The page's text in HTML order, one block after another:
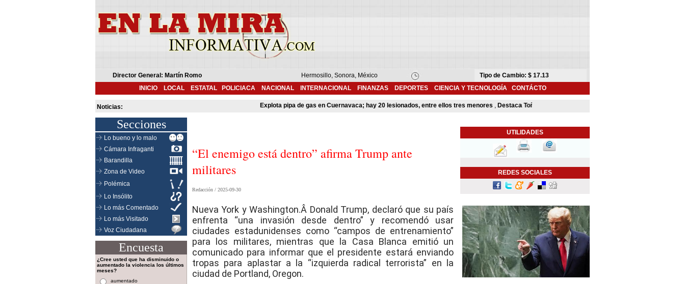
Director General: Martín Romo
Hermosillo, Sonora, México
INICIO
LOCAL ESTATAL POLICIACA NACIONAL INTERNACIONAL FINANZAS DEPORTES CIENCIA Y TECNOLOGÍA CONTÁCTO
Noticias: Explota pipa de gas en Cuernavaca; hay 20 lesionados, entre ellos tres menores,Destaca Toño Astiazarán contribución de Camina Segura para
Secciones
Lo bueno y lo malo
Cámara Infraganti
Barandilla
Zona de Video
Polémica
Lo Insólito
Lo más Comentado
Lo más Visitado
Voz Ciudadana
Encuesta
¿Cree usted que ha disminuido o
aumentado la violencia los últimos
meses?
aumentado
“El enemigo está dentro” afirma Trump ante
militares
Redacción / 2025-09-30
Nueva York y Washington.Â Donald Trump, declaró que su país
enfrenta “una invasión desde dentro” y recomendó usar
ciudades estadunidenses como “campos de entrenamiento”
para los militares, mientras que la Casa Blanca emitió un
comunicado para informar que el presidente estará enviando
tropas para aplastar a la “izquierda radical terrorista” en la
ciudad de Portland, Oregon.
UTILIDADES
REDES SOCIALES